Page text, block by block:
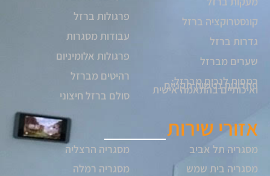
קונסטרוקציה ברזל
גדרות ברזל
שערים מברזל
רמפות לנכים מברזל:
פתרונות נגישות תקניים
ואיכותיים בהתאמה אישית
פרגולות ברזל
עבודות מסגרות
פרגולות אלומיניום
רהיטים מברזל
סולם ברזל חיצוני
אזורי שירות
מסגריה תל אביב
מסגריה בית שמש
מסגריה הרצליה
מסגריה רמלה